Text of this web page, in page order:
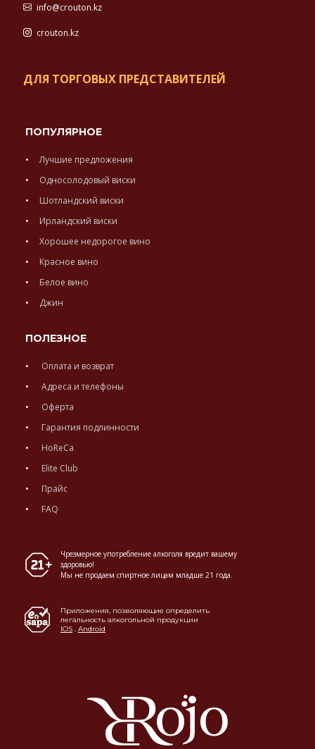
info@crouton.kz
crouton.kz
ДЛЯ ТОРГОВЫХ ПРЕДСТАВИТЕЛЕЙ
ПОПУЛЯРНОЕ
Лучшие предложения
Односолодовый виски
Шотландский виски
Ирландский виски
Хорошее недорогое вино
Красное вино
Белое вино
Джин
ПОЛЕЗНОЕ
Оплата и возврат
Адреса и телефоны
Оферта
Гарантия подлинности
HoReCa
Elite Club
Прайс
FAQ
Чрезмерное употребление алкоголя вредит вашему
здоровью!
Мы не продаем спиртное лицам младше 21 года.
Приложения, позволяющие определить
легальность алкогольной продукции
IOS . Android